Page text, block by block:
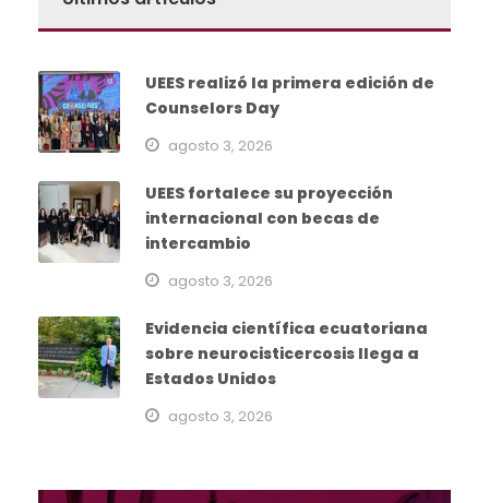
UEES realizó la primera edición de
Counselors Day
agosto 3, 2026
UEES fortalece su proyección
internacional con becas de
intercambio
agosto 3, 2026
Evidencia científica ecuatoriana
sobre neurocisticercosis llega a
Estados Unidos
agosto 3, 2026